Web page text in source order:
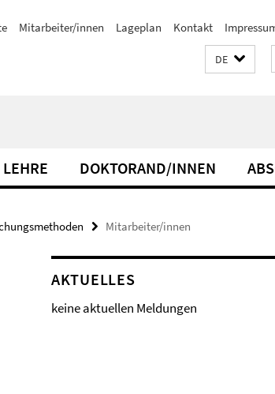
Mitarbeiter/innen Lageplan Kontakt
DE
LEHRE DOKTORAND/INNEN
Mitarbeiter/innen
AKTUELLES
keine aktuellen Meldungen